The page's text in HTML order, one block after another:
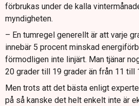
förbrukas under de kalla
myndigheten.
– En tumregel generellt är att varje
innebär 5 procent minskad
förmodligen inte linjärt. Man tjänar
20 grader till 19 grader än från 11 till
Men trots att det bästa enligt
på så kanske det helt enkelt inte är